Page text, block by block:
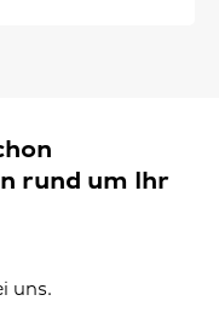
rund um Ihr
uns.